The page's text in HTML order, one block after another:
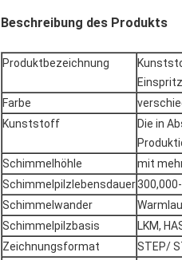
Beschreibung des Produkts
Produktbezeichnung
Farbe
Kunststoff
Die in
Schimmelhöhle
mit
Schimmelpilzlebensdauer
Schimmelwander
Schimmelpilzbasis
LKM,
Zeichnungsformat
STEP/